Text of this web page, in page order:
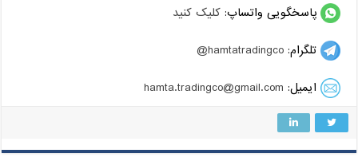
پاسخگویی واتساپ:کلیک کنید
تلگرام:hamtatradingco@
ایمیل: hamta.tradingco@gmail.com